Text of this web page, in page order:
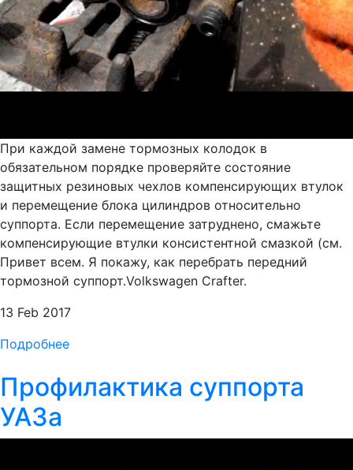
При каждой замене тормозных колодок в
обязательном порядке проверяйте состояние
защитных резиновых чехлов компенсирующих втулок
и перемещение блока цилиндров относительно
суппорта. Если перемещение затруднено, смажьте
компенсирующие втулки консистентной смазкой (см.
Привет всем. Я покажу, как перебрать передний
тормозной суппорт.Volkswagen Crafter.
13 Feb 2017
Подробнее
Профилактика суппорта
УАЗа